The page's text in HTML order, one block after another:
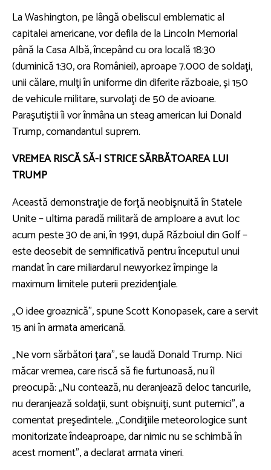
La Washington, pe lângă obeliscul emblematic al
capitalei americane, vor defila de la Lincoln Memorial
până la Casa Albă, începând cu ora locală 18:30
(duminică 1:30, ora României), aproape 7.000 de soldaţi,
unii călare, mulţi în uniforme din diferite războaie, şi 150
de vehicule militare, survolaţi de 50 de avioane.
Paraşutiştii îi vor înmâna un steag american lui Donald
Trump, comandantul suprem.
VREMEA RISCĂ SĂ-I STRICE SĂRBĂTOAREA LUI
TRUMP
Această demonstraţie de forţă neobişnuită în Statele
Unite – ultima paradă militară de amploare a avut loc
acum peste 30 de ani, în 1991, după Războiul din Golf –
este deosebit de semnificativă pentru începutul unui
mandat în care miliardarul newyorkez împinge la
maximum limitele puterii prezidenţiale.
„O idee groaznică”, spune Scott Konopasek, care a servit
15 ani în armata americană.
„Ne vom sărbători ţara”, se laudă Donald Trump. Nici
măcar vremea, care riscă să fie furtunoasă, nu îl
preocupă: „Nu contează, nu deranjează deloc tancurile,
nu deranjează soldaţii, sunt obişnuiţi, sunt puternici”, a
comentat preşedintele. „Condiţiile meteorologice sunt
monitorizate îndeaproape, dar nimic nu se schimbă în
acest moment”, a declarat armata vineri.